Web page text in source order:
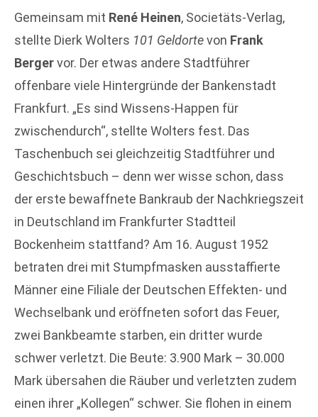
Gemeinsam mit René Heinen, Societäts-Verlag,
stellte Dierk Wolters 101 Geldortevon Frank
Bergervor. Der etwas andere Stadtführer
offenbare viele Hintergründe der Bankenstadt
Frankfurt. „Es sind Wissens-Happen für
zwischendurch“, stellte Wolters fest. Das
Taschenbuch sei gleichzeitig Stadtführer und
Geschichtsbuch – denn wer wisse schon, dass
der erste bewaffnete Bankraub der Nachkriegszeit
in Deutschland im Frankfurter Stadtteil
Bockenheim stattfand? Am 16. August 1952
betraten drei mit Stumpfmasken ausstaffierte
Männer eine Filiale der Deutschen Effekten- und
Wechselbank und eröffneten sofort das Feuer,
zwei Bankbeamte starben, ein dritter wurde
schwer verletzt. Die Beute: 3.900 Mark – 30.000
Mark übersahen die Räuber und verletzten zudem
einen ihrer „Kollegen“ schwer. Sie flohen in einem